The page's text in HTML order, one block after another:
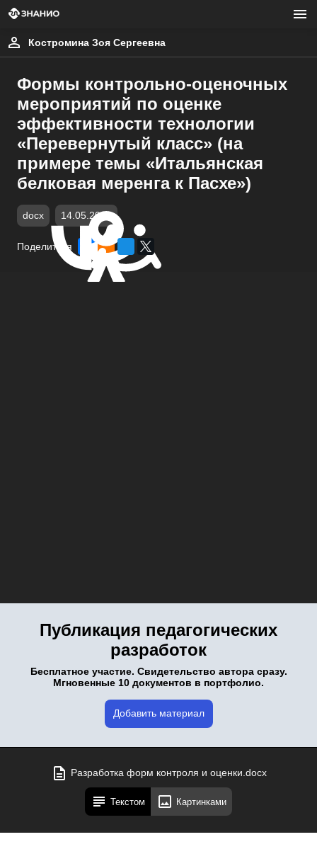
Костромина Зоя Сергеевна
Формы контрольно-оценочных
мероприятий по оценке
эффективности технологии
«Перевернутый класс» (на
примере темы «Итальянская
белковая меренга к Пасхе»)
docx 14.05.2026
Поделиться
Публикация педагогических
разработок
Бесплатное участие. Свидетельство автора сразу.
Мгновенные 10 документов в портфолио.
Добавить материал
Разработка форм контроля и оценки.docx
Текстом Картинками